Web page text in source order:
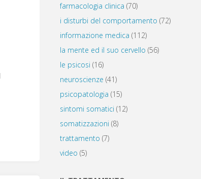
farmacologia clinica (70)
i disturbi del comportamento (72)
informazione medica (112)
la mente ed il suo cervello (56)
le psicosi (16)
neuroscienze (41)
psicopatologia (15)
sintomi somatici (12)
somatizzazioni (8)
trattamento (7)
video (5)